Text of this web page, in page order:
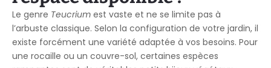
Le genre Teucrium est vaste et ne se limite pas à
l’arbuste classique. Selon la configuration de votre jardin, il
existe forcément une variété adaptée à vos besoins. Pour
une rocaille ou un couvre-sol, certaines espèces